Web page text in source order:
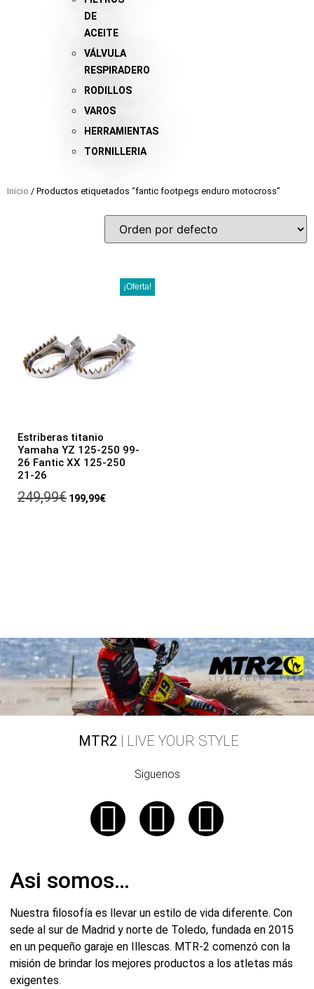
DE
ACEITE
VÁLVULA
RESPIRADERO
RODILLOS
VAROS
HERRAMIENTAS
TORNILLERIA
Inicio / Productos etiquetados “fantic footpegs enduro motocross”
¡Oferta!
Estriberas titanio
Yamaha YZ 125-250 99-
26 Fantic XX 125-250
21-26
249,99€ 199,99€
MTR2 | LIVE YOUR STYLE
Siguenos
Asi somos…
Nuestra filosofía es llevar un estilo de vida diferente. Con
sede al sur de Madrid y norte de Toledo, fundada en 2015
en un pequeño garaje en Illescas. MTR-2 comenzó con la
misión de brindar los mejores productos a los atletas más
exigentes.